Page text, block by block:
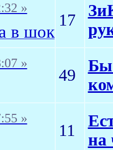
»
в шок
17
»
49
»
11
на